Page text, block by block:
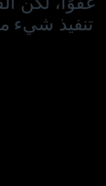
تنفيذ شيء